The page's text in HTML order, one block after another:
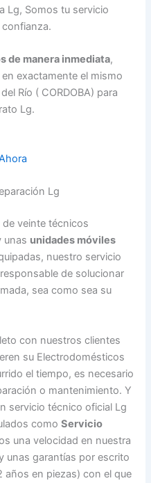
Lg, Somos tu servicio
confianza.
de manera inmediata,
exactamente el mismo
Río ( CORDOBA) para
Lg.
Lg
veinte técnicos
unas unidades móviles
nuestro servicio
de solucionar
sea como sea su
con nuestros clientes
su Electrodomésticos
el tiempo, es necesario
o mantenimiento. Y
servicio técnico oficial Lg
comoServicio
una velocidad en nuestra
unas garantías por escrito
años en piezas) con el que